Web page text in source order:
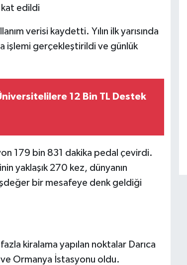
kat edildi
verisi kaydetti. Yılın ilk yarısında
işlemi gerçekleştirildi ve günlük
12 Bin TL Destek
179 bin 831 dakika pedal çevirdi.
yaklaşık 270 kez, dünyanın
bir mesafeye denk geldiği
kiralama yapılan noktalar Darıca
Ormanya İstasyonu oldu.